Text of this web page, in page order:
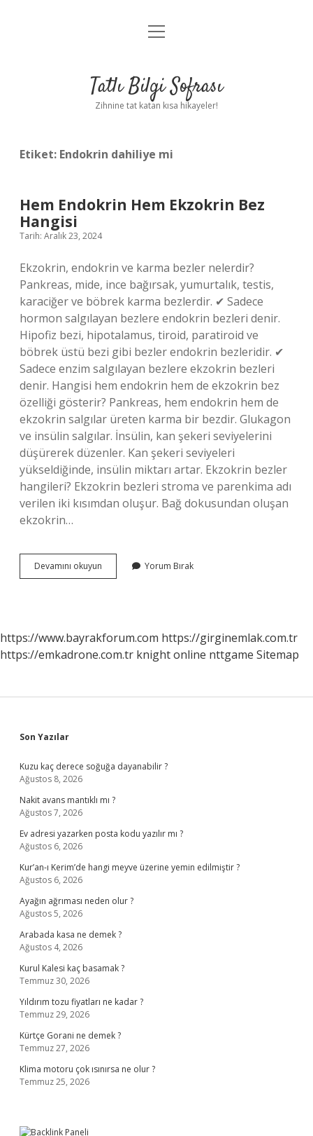
Anasayfa
Yasal Uyarı
menüyü
Tatlı Bilgi Sofrası
Zihnine tat katan kısa hikayeler!
Etiket: Endokrin dahiliye mi
Hem Endokrin Hem Ekzokrin Bez
Hangisi
Tarih: Aralık 23, 2024
Ekzokrin, endokrin ve karma bezler nelerdir?
Pankreas, mide, ince bağırsak, yumurtalık, testis,
karaciğer ve böbrek karma bezlerdir. ✔ Sadece
hormon salgılayan bezlere endokrin bezleri denir.
Hipofiz bezi, hipotalamus, tiroid, paratiroid ve
böbrek üstü bezi gibi bezler endokrin bezleridir. ✔
Sadece enzim salgılayan bezlere ekzokrin bezleri
denir. Hangisi hem endokrin hem de ekzokrin bez
özelliği gösterir? Pankreas, hem endokrin hem de
ekzokrin salgılar üreten karma bir bezdir. Glukagon
ve insülin salgılar. İnsülin, kan şekeri seviyelerini
düşürerek düzenler. Kan şekeri seviyeleri
yükseldiğinde, insülin miktarı artar. Ekzokrin bezler
hangileri? Ekzokrin bezleri stroma ve parenkima adı
verilen iki kısımdan oluşur. Bağ dokusundan oluşan
ekzokrin…
Devamını okuyun
Endokrin
Yorum Bırak
https://www.bayrakforum.com https://girginemlak.com.tr
https://emkadrone.com.tr knight online nttgame Sitemap
Sidebar
Son Yazılar
Kuzu kaç derece soğuğa dayanabilir ?
Ağustos 8, 2026
Nakit avans mantıklı mı ?
Ağustos 7, 2026
Ev adresi yazarken posta kodu yazılır mı ?
Ağustos 6, 2026
Kur’an-ı Kerim’de hangi meyve üzerine yemin edilmiştir ?
Ağustos 6, 2026
Ayağın ağrıması neden olur ?
Ağustos 5, 2026
Arabada kasa ne demek ?
Ağustos 4, 2026
Kurul Kalesi kaç basamak ?
Temmuz 30, 2026
Yıldırım tozu fiyatları ne kadar ?
Temmuz 29, 2026
Kürtçe Gorani ne demek ?
Temmuz 27, 2026
Klima motoru çok ısınırsa ne olur ?
Temmuz 25, 2026